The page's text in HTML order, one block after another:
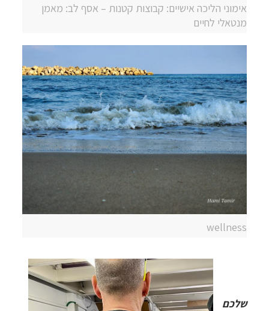
אימוני הליכה אישיים: קבוצות קטנות – אסף לב: מאמן
מנטאלי לחיים
wellness
שלכם